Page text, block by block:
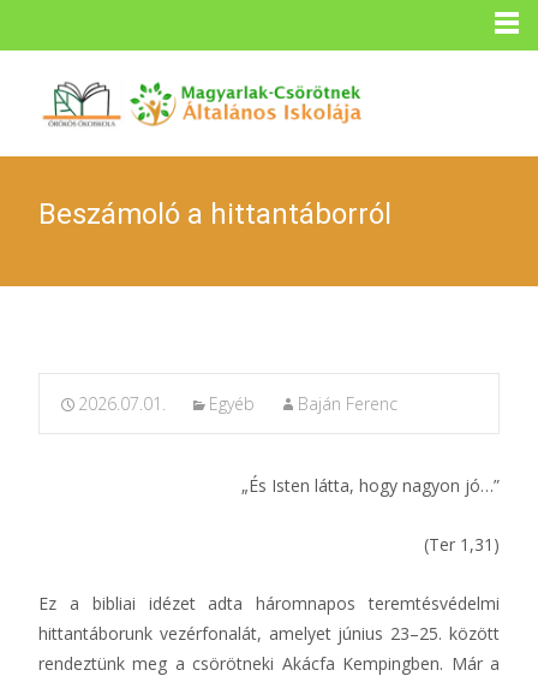
Beszámoló a hittantáborról
2026.07.01. Egyéb Baján Ferenc
„És Isten látta, hogy nagyon jó…”
(Ter 1,31)
Ez a bibliai idézet adta háromnapos teremtésvédelmi
hittantáborunk vezérfonalát, amelyet június 23–25. között
rendeztünk meg a csörötneki Akácfa Kempingben. Már a